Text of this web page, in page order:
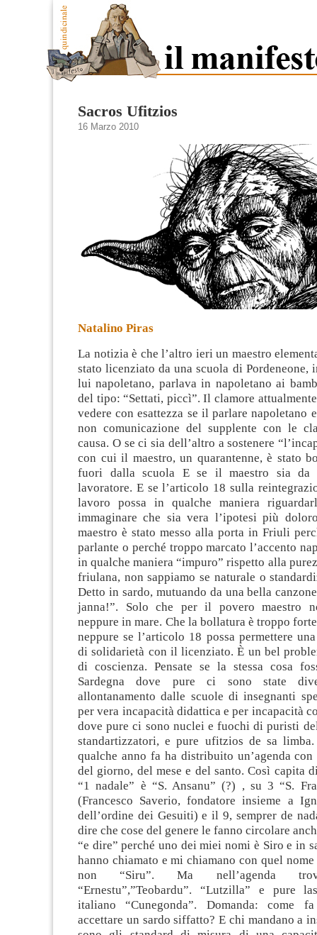
Sacros Ufitzios
16 Marzo 2010
Natalino Piras
La notizia è che l’altro ieri un maestro
stato licenziato da una scuola di Pordeneone,
lui napoletano, parlava in napoletano ai
del tipo: “Settati, piccì”. Il clamore
vedere con esattezza se il parlare napoletano
non comunicazione del supplente con le
causa. O se ci sia dell’altro a sostenere
con cui il maestro, un quarantenne, è stato
fuori dalla scuola E se il maestro sia da
lavoratore. E se l’articolo 18 sulla
lavoro possa in qualche maniera
immaginare che sia vera l’ipotesi più
maestro è stato messo alla porta in Friuli
parlante o perché troppo marcato l’accento
in qualche maniera “impuro” rispetto alla
friulana, non sappiamo se naturale o
Detto in sardo, mutuando da una bella
janna!”. Solo che per il povero maestro
neppure in mare. Che la bollatura è troppo
neppure se l’articolo 18 possa permettere
di solidarietà con il licenziato. È un bel
di coscienza. Pensate se la stessa cosa
Sardegna dove pure ci sono state
allontanamento dalle scuole di insegnanti
per vera incapacità didattica e per incapacità
dove pure ci sono nuclei e fuochi di puristi
standartizzatori, e pure ufitzios de sa
qualche anno fa ha distribuito un’agenda
del giorno, del mese e del santo. Così capita
“1 nadale” è “S. Ansanu” (?) , su 3 “S.
(Francesco Saverio, fondatore insieme a
dell’ordine dei Gesuiti) e il 9, semprer de
dire che cose del genere le fanno circolare
“e dire” perché uno dei miei nomi è Siro e in
hanno chiamato e mi chiamano con quel
non “Siru”. Ma nell’agenda
“Ernestu”,”Teobardu”. “Lutzilla” e pure
italiano “Cunegonda”. Domanda: come
accettare un sardo siffatto? E chi mandano a